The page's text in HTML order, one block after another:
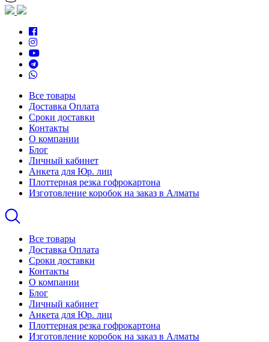
Все товары
Доставка Оплата
Сроки доставки
Контакты
О компании
Блог
Личный кабинет
Анкета для Юр. лиц
Плоттерная резка гофрокартона
Изготовление коробок на заказ в Алматы
Все товары
Доставка Оплата
Сроки доставки
Контакты
О компании
Блог
Личный кабинет
Анкета для Юр. лиц
Плоттерная резка гофрокартона
Изготовление коробок на заказ в Алматы